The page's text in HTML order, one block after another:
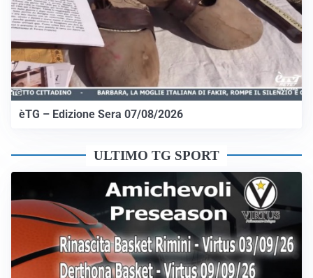
èTG – Edizione Sera 07/08/2026
ULTIMO TG SPORT